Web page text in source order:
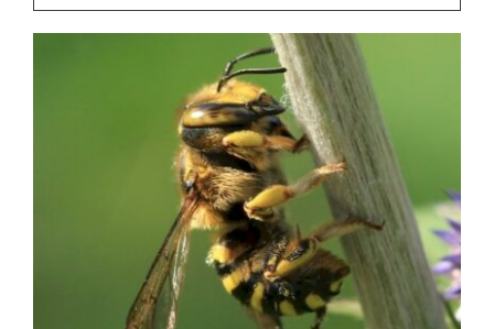
Nous rejoindre
Connaître & Protéger
Nous contacter